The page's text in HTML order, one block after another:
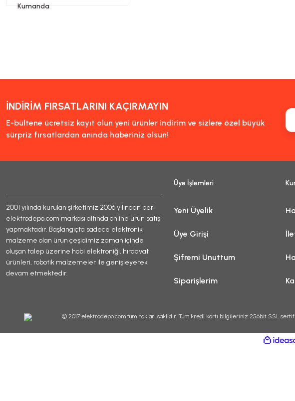
İNDİRİM FIRSATLARINI KAÇIRMAYIN
E-bültene ücretsiz kayıt olun yeni ürünler indirim ve sizlere özel büyük
sürpriz fırsatlardan anında haberiniz olsun!
2001 yılında kurulan şirketimiz 2006 yılından beri
elektrodepo.com markası altında online ürün satışı
yapmaktadır. Başlangıçta sadece elektronik
malzeme olan ürün çeşidimiz zaman içinde
oluşan talep üzerine hobi elektroniği, hırdavat
ürünleri, robotik malzemeler ile genişleyerek
devam etmektedir.
Üye İşlemleri
Yeni Üyelik
Üye Girişi
Şifremi Unuttum
Siparişlerim
© 2017 elektrodepo.com tüm hakları saklıdır. Tüm kredi kartı bilgileriniz 256bit SSL